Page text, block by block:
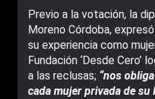
Previo a la votación, la
Moreno Córdoba,
su experiencia como
Fundación ‘Desde Cero’
a las reclusas; “nos
cada mujer privada de